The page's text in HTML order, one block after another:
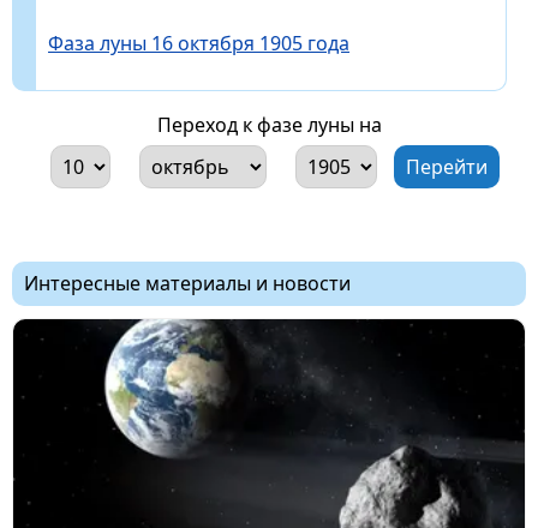
Фаза луны 16 октября 1905 года
Переход к фазе луны на
Интересные материалы и новости